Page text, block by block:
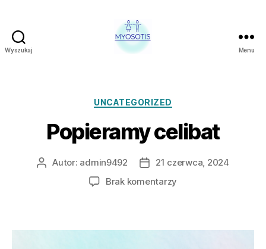
Wyszukaj
CZŁOWIEKA
POLSCE
MYOSOTIS
Menu
Kategorie
UNCATEGORIZED
Popieramy celibat
AutorAutor: admin9492
Data
wpisu
21 czerwca, 2024
Brak komentarzy